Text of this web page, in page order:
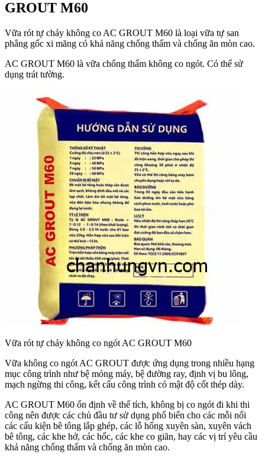
GROUT M60
Vữa rót tự chảy không co AC GROUT M60 là loại vữa tự san
phẳng gốc xi măng có khả năng chống thấm và chống ăn mòn cao.
AC GROUT M60 là vữa chống thấm không co ngót. Có thể sử
dụng trát tường.
Vữa rót tự chảy không co ngót AC GROUT M60
Vữa không co ngót AC GROUT được ứng dụng trong nhiều hạng
mục công trình như bệ móng máy, bệ đường ray, định vị bu lông,
mạch ngừng thi công, kết cấu công trình có mật độ cốt thép dày.
AC GROUT M60 ổn định về thể tích, không bị co ngót đi khi thi
công nên được các chủ đầu tư sử dụng phổ biến cho các mỗi nối
các cấu kiện bê tông lắp ghép, các lỗ hổng xuyên sàn, xuyên vách
bê tông, các khe hở, các hốc, các khe co giãn, hay các vị trí yêu cầu
khả năng chống thấm và chống ăn mòn cao.